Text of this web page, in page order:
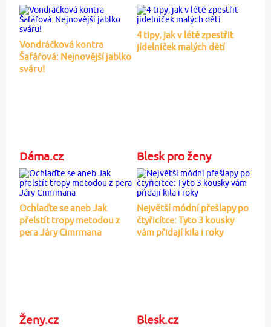
Vondráčková kontra
Šafářová: Nejnovější jablko
sváru!
4 tipy, jak v létě zpestřit
jídelníček malých dětí
Dáma.cz
Ochlaďte se aneb Jak
přelstít tropy metodou z
pera Járy Cimrmana
Blesk pro ženy
Největší módní přešlapy po
čtyřicítce: Tyto 3 kousky
vám přidají kila i roky
Ženy.cz Blesk.cz